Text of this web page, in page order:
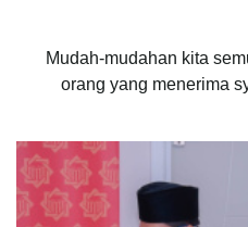
Mudah-mudahan kita
orang yang menerima